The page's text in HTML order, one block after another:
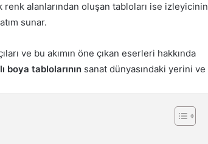
renk alanlarından oluşan tabloları ise izleyicinin
sunar.
ve bu akımın öne çıkan eserleri hakkında
boya tablolarının sanat dünyasındaki yerini ve